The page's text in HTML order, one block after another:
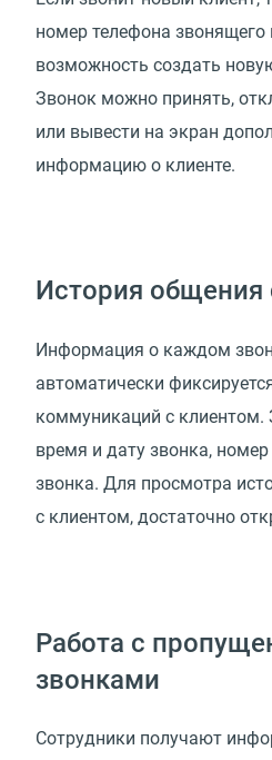
номер телефона звонящего
возможность создать
Звонок можно принять,
или вывести на экран
информацию о клиенте.
История общения
Информация о каждом
автоматически
коммуникаций с клиентом.
время и дату звонка,
звонка. Для просмотра
с клиентом, достаточно
Работа с
звонками
Сотрудники получают